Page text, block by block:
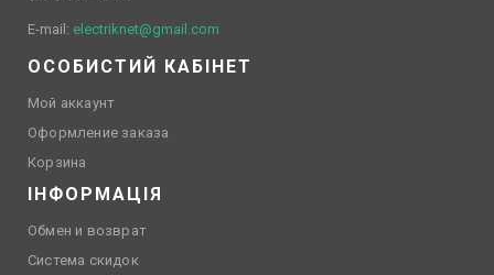
E-mail: electriknet@gmail.com
ОСОБИСТИЙ КАБІНЕТ
Мой аккаунт
Оформление заказа
Корзина
ІНФОРМАЦІЯ
Обмен и возврат
Система скидок